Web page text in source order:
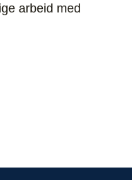
arbeid med